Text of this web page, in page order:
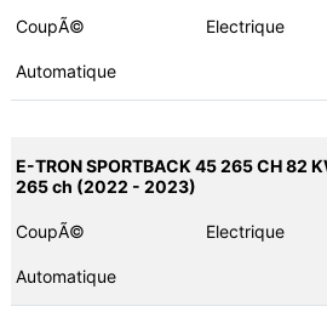
CoupÃ© Electrique
Automatique
E-TRON SPORTBACK 45 265 CH 82
265 ch (2022 - 2023)
CoupÃ© Electrique
Automatique